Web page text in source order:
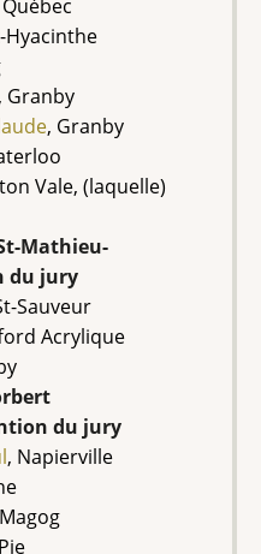
Québec
Hyacinthe
, Granby
, Granby
Vale, (laquelle)
Mathieu-
du jury
Sauveur
Acrylique
du jury
, Napierville